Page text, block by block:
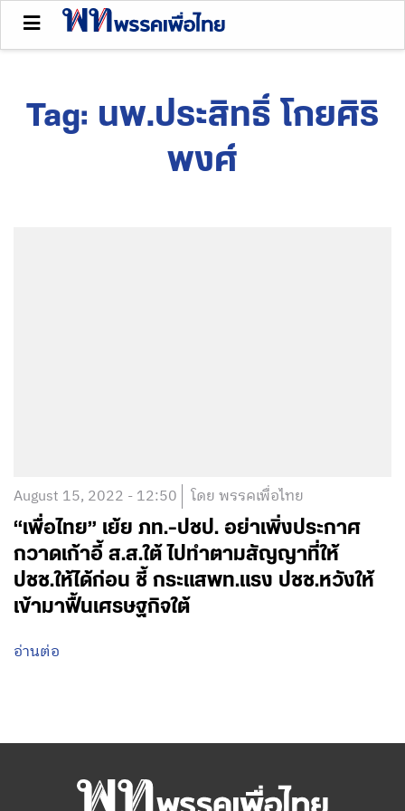
Tag: นพ.ประสิทธิ์ โกยศิริ
พงศ์
August 15, 2022 - 12:50 โดย พรรคเพื่อไทย
“เพื่อไทย” เย้ย ภท.-ปชป. อย่าเพิ่งประกาศ
กวาดเก้าอี้ ส.ส.ใต้ ไปทำตามสัญญาที่ให้
ปชช.ให้ได้ก่อน ชี้ กระแสพท.แรง ปชช.หวังให้
เข้ามาฟื้นเศรษฐกิจใต้
อ่านต่อ